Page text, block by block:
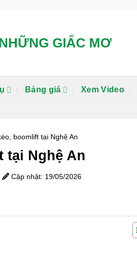
GIẤC MƠ
Bảng giá Xem Video
boomlift tại Nghệ An
tại Nghệ An
Cập nhật: 19/05/2026